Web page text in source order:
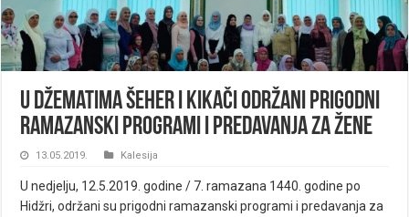
U džematima Šeher i Kikači održani prigodni
ramazanski programi i predavanja za žene
13.05.2019. Kalesija
U nedjelju, 12.5.2019. godine / 7. ramazana 1440. godine po
Hidžri, održani su prigodni ramazanski programi i predavanja za